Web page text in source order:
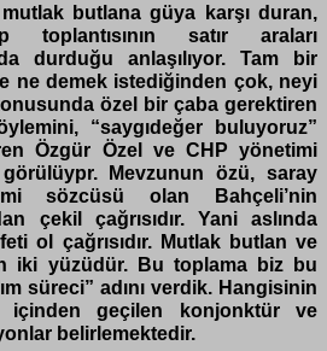
butlana güya karşı duran,
satır araları
durduğu anlaşılıyor. Tam bir
ne demek istediğinden çok, neyi
özel bir çaba gerektiren
“saygıdeğer buluyoruz”
Özgür Özel ve CHP yönetimi
görülüypr. Mevzunun özü, saray
sözcüsü olan Bahçeli’nin
çekil çağrısıdır. Yani aslında
ol çağrısıdır. Mutlak butlan ve
iki yüzüdür. Bu toplama biz bu
süreci” adını verdik. Hangisinin
içinden geçilen konjonktür ve
belirlemektedir.